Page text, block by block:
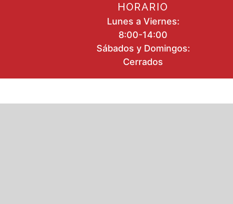
HORARIO
Lunes a Viernes:
8:00-14:00
Sábados y Domingos:
Cerrados